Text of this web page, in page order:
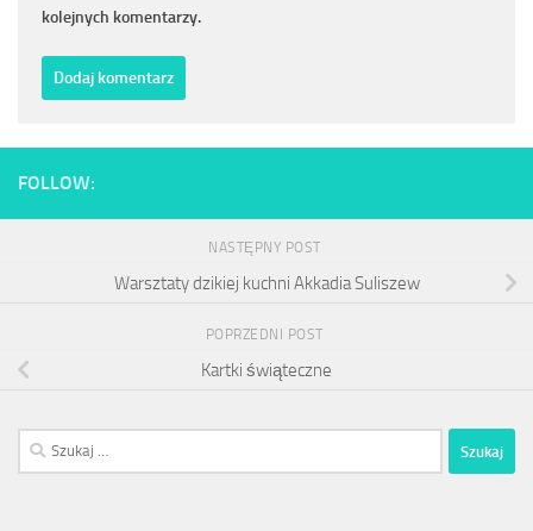
kolejnych komentarzy.
FOLLOW:
NASTĘPNY POST
Warsztaty dzikiej kuchni Akkadia Suliszew
POPRZEDNI POST
Kartki świąteczne
Szukaj: